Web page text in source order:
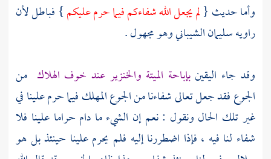
وأما حديث {لم يجعل الله شفاءكم فيما حرم عليكم} فباطل لأن
راويهسليمان الشيبانيوهو مجهول .
وقد جاء اليقينبإباحة الميتة والخنزير عند خوف الهلاك من
الجوع فقد جعل تعالى شفاءنا من الجوع المهلك فيما حرم علينا في
غير تلك الحال ونقول : نعم إن الشيء ما دام حراما علينا فلا
شفاء لنا فيه ، فإذا اضطررنا إليه فلم يحرم علينا حينئذ بل هو